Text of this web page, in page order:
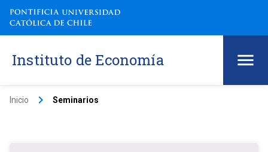
Instituto de Economía
Inicio keyboard_arrow_right Seminarios